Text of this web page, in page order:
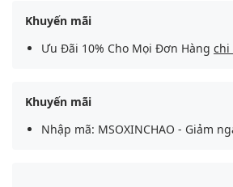
Khuyến mãi
Ưu Đãi 10% Cho Mọi Đơn Hàng chi
Khuyến mãi
Nhập mã: MSOXINCHAO - Giảm